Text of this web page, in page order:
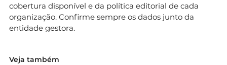
cobertura disponível e da política editorial de cada
organização. Confirme sempre os dados junto da
entidade gestora.
Veja também